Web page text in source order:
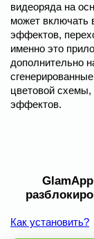
видеоряда на
может включать
эффектов,
именно это
дополнительно
цветовой
эффектов.
Как установить?